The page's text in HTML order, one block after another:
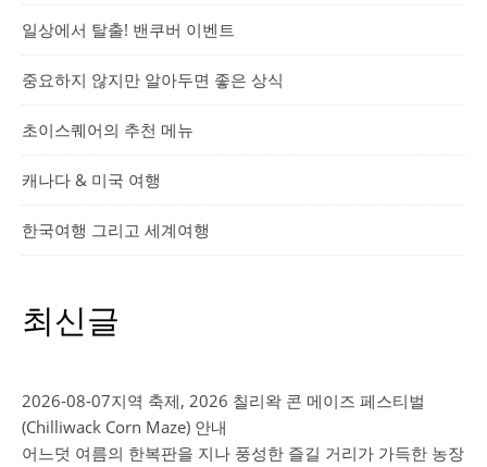
일상에서 탈출! 밴쿠버 이벤트
중요하지 않지만 알아두면 좋은 상식
초이스퀘어의 추천 메뉴
캐나다 & 미국 여행
한국여행 그리고 세계여행
최신글
2026-08-07지역 축제, 2026 칠리왁 콘 메이즈 페스티벌
(Chilliwack Corn Maze) 안내
어느덧 여름의 한복판을 지나 풍성한 즐길 거리가 가득한 농장